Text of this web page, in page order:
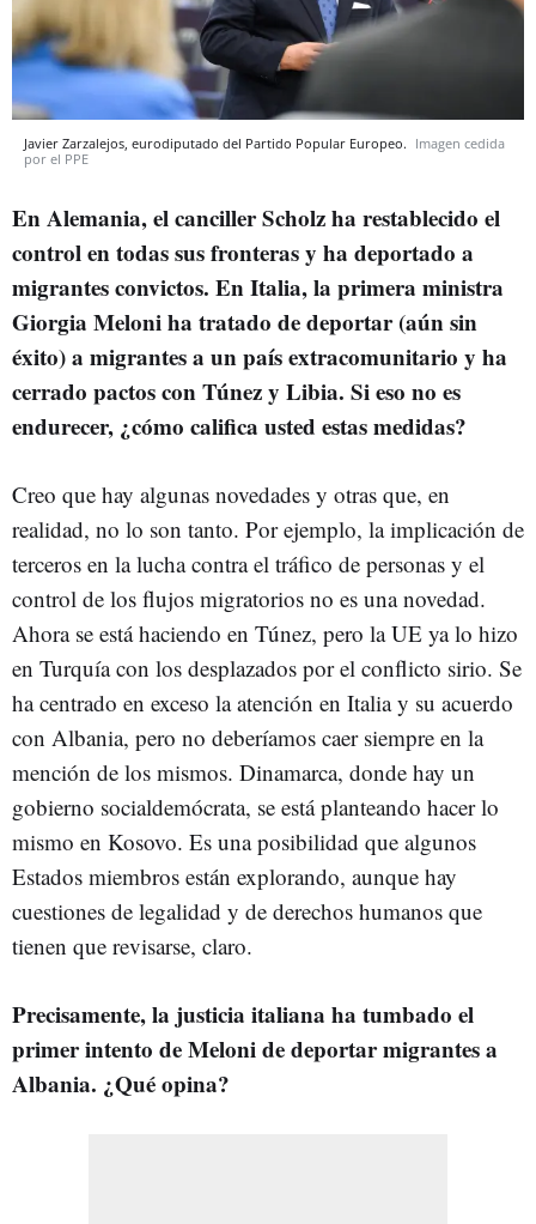
Javier Zarzalejos, eurodiputado del Partido Popular Europeo. Imagen cedida
por el PPE
En Alemania, el canciller Scholz ha restablecido el
control en todas sus fronteras y ha deportado a
migrantes convictos. En Italia, la primera ministra
Giorgia Meloni ha tratado de deportar (aún sin
éxito) a migrantes a un país extracomunitario y ha
cerrado pactos con Túnez y Libia. Si eso no es
endurecer, ¿cómo califica usted estas medidas?
Creo que hay algunas novedades y otras que, en
realidad, no lo son tanto. Por ejemplo, la implicación de
terceros en la lucha contra el tráfico de personas y el
control de los flujos migratorios no es una novedad.
Ahora se está haciendo en Túnez, pero la UE ya lo hizo
en Turquía con los desplazados por el conflicto sirio. Se
ha centrado en exceso la atención en Italia y su acuerdo
con Albania, pero no deberíamos caer siempre en la
mención de los mismos. Dinamarca, donde hay un
gobierno socialdemócrata, se está planteando hacer lo
mismo en Kosovo. Es una posibilidad que algunos
Estados miembros están explorando, aunque hay
cuestiones de legalidad y de derechos humanos que
tienen que revisarse, claro.
Precisamente, la justicia italiana ha tumbado el
primer intento de Meloni de deportar migrantes a
Albania. ¿Qué opina?